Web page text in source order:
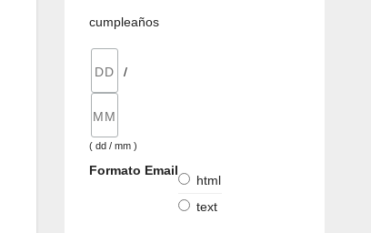
cumpleaños
/
( dd / mm )
Formato Email
html
text